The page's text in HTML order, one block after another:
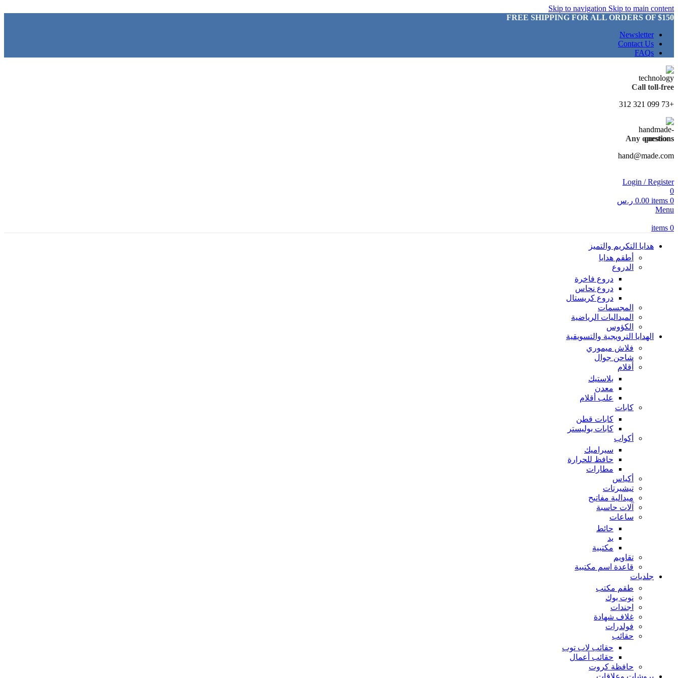
Skip to navigation Skip to main content
FREE SHIPPING FOR ALL ORDERS OF $150
Newsletter
Contact Us
FAQs
Call toll-free
+73 099 321 312
Any questions
hand@made.com
Login / Register
0
0
items
0.00 ر.س
Menu
0
items
هدايا التكريم والتميز
أطقم هدايا
الدروع
دروع فاخرة
دروع نحاس
دروع كريستال
المجسمات
الميداليات الرياضية
الكؤوس
الهدايا الترويجية والتسويقية
فلاش ميموري
شاحن جوال
أقلام
بلاستيك
معدن
علب أقلام
كابات
كابات قطن
كابات بوليستر
أكواب
سيراميك
حافظ للحرارة
مطارات
أكياس
تيشيرتات
ميدالية مفاتيح
آلات حاسبة
ساعات
حائط
يد
مكتبية
تقاويم
قاعدة اسم مكتبية
جلديات
طقم مكتب
نوت بوك
اجندات
غلاف شهادة
فولدرات
حقائب
حقائب لاب توب
حقائب أعمال
حافظة كروت
بروشات وعلاقات